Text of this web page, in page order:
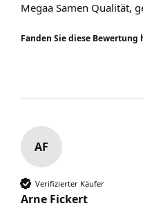
Megaa Samen Qualität,
Fanden Sie diese Bewertung
AF
Verifizierter Käufer
Arne Fickert